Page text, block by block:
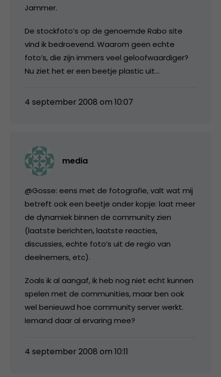
Jammer.
De stockfoto’s op de genoemde Rabo site
vind ik bedroevend. Waarom geen echte
foto’s, die zijn immers veel geloofwaardiger?
Nu ziet het er een beetje plastic uit…
4 september 2008 om 10:07
media
@Gosse: eens met de fotografie, valt wat mij
betreft ook een beetje onder kopje: laat meer
de dynamiek binnen de community zien
(laatste berichten, laatste reacties,
discussies, echte foto’s uit de regio van
deelnemers, etc).
Zoals ik al aangaf, ik heb nog niet echt kunnen
spelen met de communities, maar ben ook
wel benieuwd hoe community server werkt.
Iemand daar al ervaring mee?
4 september 2008 om 10:11